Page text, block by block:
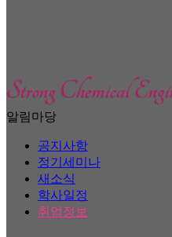
알림마당
공지사항
정기세미나
새소식
학사일정
취업정보